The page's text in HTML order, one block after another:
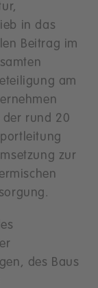
in das
Beitrag im
am
der rund 20
zur
des Baus